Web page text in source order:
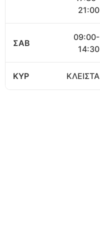
21:00
ΣΑΒ
09:00-
14:30
ΚΥΡ ΚΛΕΙΣΤΑ